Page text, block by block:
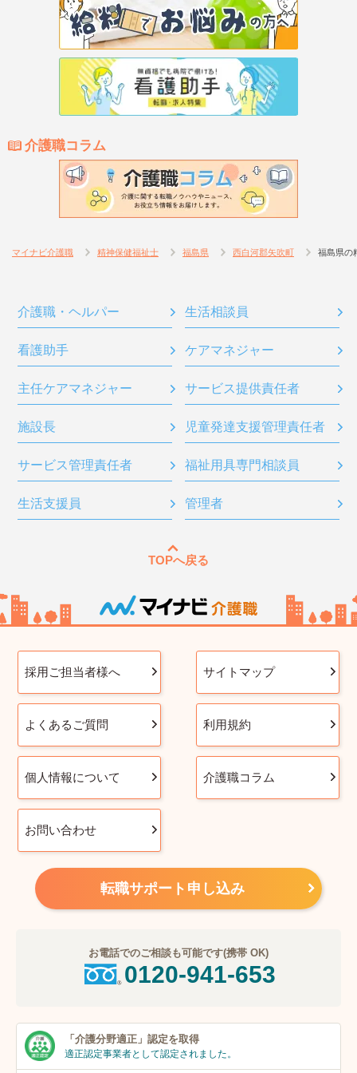
介護職コラム
マイナビ介護職 精神保健福祉士 福島県 西白河郡矢吹町 福島県の
介護職・ヘルパー 生活相談員
看護助手 ケアマネジャー
主任ケアマネジャー サービス提供責任者
施設長 児童発達支援管理責任者
サービス管理責任者 福祉用具専門相談員
生活支援員 管理者
TOPへ戻る
採用ご担当者様へ サイトマップ
よくあるご質問 利用規約
個人情報について 介護職コラム
お問い合わせ
転職サポート申し込み
お電話でのご相談も可能です(携帯 OK)
0120-941-653
「介護分野適正」 認定を取得
適正認定事業者として認定されました。